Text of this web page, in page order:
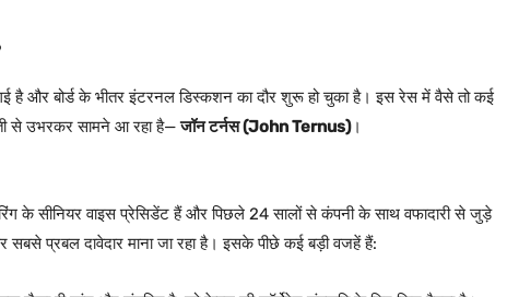
है और बोर्ड के भीतर इंटरनल डिस्कशन का दौर शुरू हो चुका है। इस रेस में वैसे तो कई
से उभरकर सामने आ रहा है—जॉन टर्नस (John Ternus)।
के सीनियर वाइस प्रेसिडेंट हैं और पिछले 24 सालों से कंपनी के साथ वफादारी से जुड़े
सबसे प्रबल दावेदार माना जा रहा है। इसके पीछे कई बड़ी वजहें हैं: